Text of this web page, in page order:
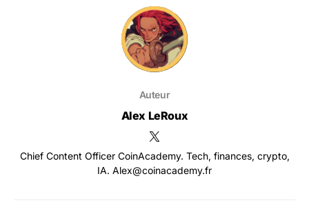
Auteur
Alex LeRoux
Chief Content Officer CoinAcademy. Tech, finances, crypto,
IA. Alex@coinacademy.fr